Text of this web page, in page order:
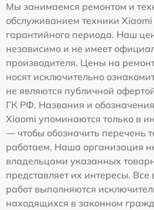
Мы занимаемся ремонтом и
обслуживанием техники Xiaomi
гарантийного периода. Наш
независимо и не имеет
производителя. Цены на
носят исключительно
не являются публичной
ГК РФ. Названия и
Xiaomi упоминаются только в
— чтобы обозначить перечень
работаем. Наша организация
владельцами указанных
представляет их интересы.
работ выполняются
находящихся в законном